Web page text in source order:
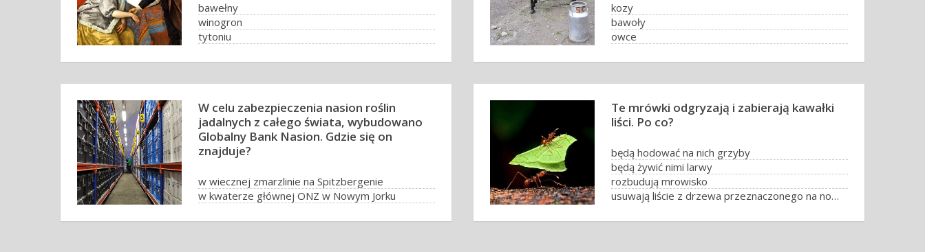
bawełny
winogron
tytoniu
kozy
bawoły
owce
W celu zabezpieczenia nasion roślin
jadalnych z całego świata, wybudowano
Globalny Bank Nasion. Gdzie się on
znajduje?
w wiecznej zmarzlinie na Spitzbergenie
w kwaterze głównej ONZ w Nowym Jorku
nie ma takiego banku
Te mrówki odgryzają i zabierają kawałki
liści. Po co?
będą hodować na nich grzyby
będą żywić nimi larwy
rozbudują mrowisko
usuwają liście z drzewa przeznaczonego na nowe mrowisko